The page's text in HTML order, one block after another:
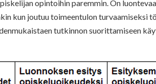
opintoihin paremmin. On
kun joutuu toimeentulon turvaamiseksi
tutkinnon suorittamiseen